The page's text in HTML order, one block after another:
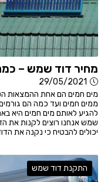
מחיר דוד שמש –
29/05/2021
ממים חמים ועד כמה הם
להגיע לאותם מים חמים היא
שמש אנחנו רוצים לקנות את
יכולים להבטיח כי נקנה את
התקנת דוד שמש